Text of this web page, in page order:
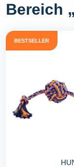
Bereich
BESTSELLER